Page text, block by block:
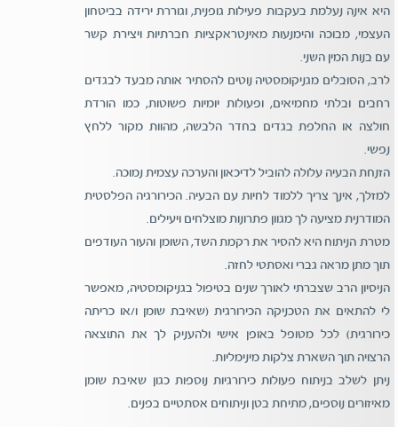
היא אינה נעלמת בעקבות פעילות גופנית, וגוררת ירידה בביטחון
העצמי, מבוכה והימנעות מאינטראקציות חברתיות ויצירת קשר
עם בנות המין השני.
לרב, הסובלים מגניקומסטיה נוטים להסתיר אותה מבעד לבגדים
רחבים ובלתי מחמיאים, ופעולות יומיות פשוטות, כמו הורדת
חולצה או החלפת בגדים בחדר הלבשה, מהוות מקור ללחץ
נפשי.
הזנחת הבעיה עלולה להוביל לדיכאון והערכה עצמית נמוכה.
למזלך, אינך צריך ללמוד לחיות עם הבעיה. הכירורגיה הפלסטית
המודרנית מציעה לך מגוון פתרונות מוצלחים ויעילים.
מטרת הניתוח היא להסיר את רקמת השד, השומן והעור העודפים
תוך מתן מראה גברי ואסתטי לחזה.
הניסיון הרב שצברתי לאורך שנים בטיפול בגניקומסטיה, מאפשר
לי להתאים את הטכניקה הכירורגית (שאיבת שומן ו/או כריתה
כירורגית) לכל מטופל באופן אישי ולהעניק לך את התוצאה
הרצויה תוך השארת צלקות מינימליות.
ניתן לשלב בניתוח פעולות כירורגיות נוספות כגון שאיבת שומן
מאיזורים נוספים, מתיחת בטן וניתוחים אסתטיים בפנים.